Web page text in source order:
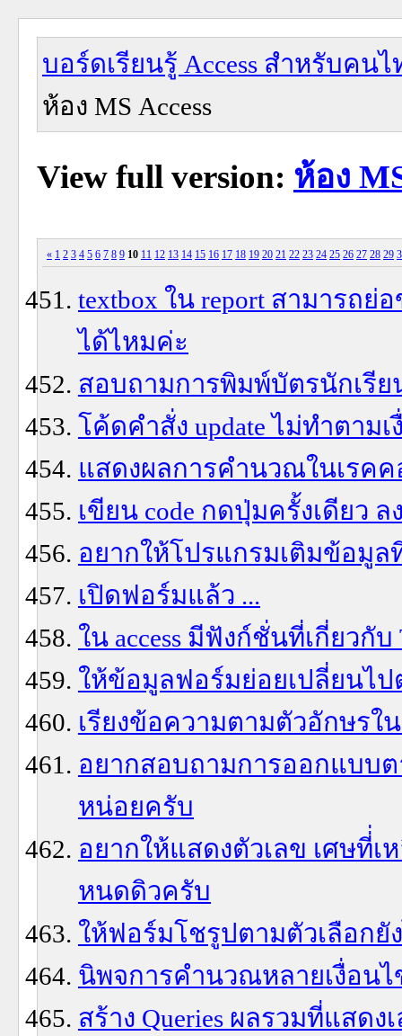
บอร์ดเรียนรู้ Access สำหรับคนไ
ห้อง MS Access
View full version: ห้อง
« 1 2 3 4 5 6 7 8 9 10 11 12 13 14 15 16 17 18 19 20 21 22 23 24 25 26 27 28 29
textbox ใน report สามารถ
ได้ไหมค่ะ
สอบถามการพิมพ์บัตรนักเรี
โค้ดคำสั่ง update ไม่ทำตาม
แสดงผลการคำนวณในเรค
เขียน code กดปุ่มครั้งเดียว
อยากให้โปรแกรมเติมข้อมูล
เปิดฟอร์มแล้ว ...
ใน access มีฟังก์ชั่นที่เกี่ยวกับ
ให้ข้อมูลฟอร์มย่อยเปลี่ยนไ
เรียงข้อความตามตัวอักษรใน
อยากสอบถามการออกแบบต
หน่อยครับ
อยากให้แสดงตัวเลข เศษที่่
หนดดิวครับ
ให้ฟอร์มโชรูปตามตัวเลือกยั
นิพจการคำนวณหลายเงื่อนไ
สร้าง Queries ผลรวมที่แสด